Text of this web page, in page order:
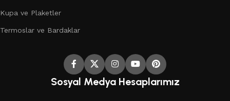
Kupa ve Plaketler
Termoslar ve Bardaklar
Sosyal Medya Hesaplarımız